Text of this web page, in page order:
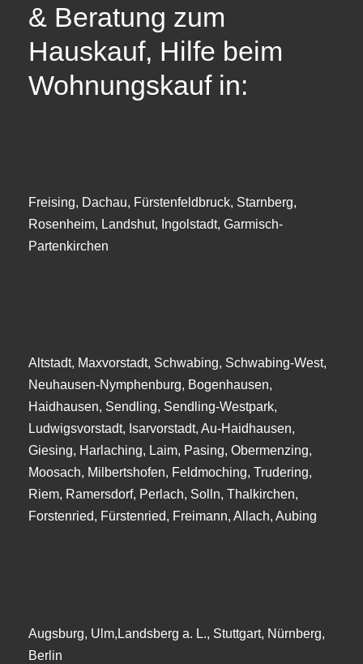
& Beratung zum
Hauskauf, Hilfe beim
Wohnungskauf in:
Freising, Dachau, Fürstenfeldbruck, Starnberg,
Rosenheim, Landshut, Ingolstadt, Garmisch-
Partenkirchen
Altstadt, Maxvorstadt, Schwabing, Schwabing-West,
Neuhausen-Nymphenburg, Bogenhausen,
Haidhausen, Sendling, Sendling-Westpark,
Ludwigsvorstadt, Isarvorstadt, Au-Haidhausen,
Giesing, Harlaching, Laim, Pasing, Obermenzing,
Moosach, Milbertshofen, Feldmoching, Trudering,
Riem, Ramersdorf, Perlach, Solln, Thalkirchen,
Forstenried, Fürstenried, Freimann, Allach, Aubing
Augsburg, Ulm,Landsberg a. L., Stuttgart, Nürnberg,
Berlin